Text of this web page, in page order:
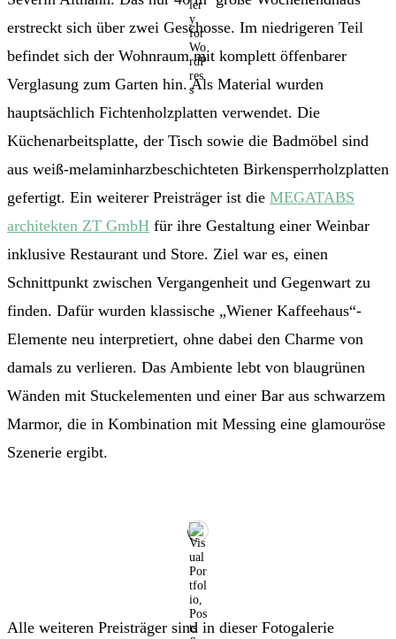
erstreckt sich über zwei Geschosse. Im niedrigeren Teil
befindet sich der Wohnraum mit komplett öffenbarer
Verglasung zum Garten hin. Als Material wurden
hauptsächlich Fichtenholzplatten verwendet. Die
Küchenarbeitsplatte, der Tisch sowie die Badmöbel sind
aus weiß-melaminharzbeschichteten Birkensperrholzplatten
gefertigt. Ein weiterer Preisträger ist die MEGATABS
architekten ZT GmbH für ihre Gestaltung einer Weinbar
inklusive Restaurant und Store. Ziel war es, einen
Schnittpunkt zwischen Vergangenheit und Gegenwart zu
finden. Dafür wurden klassische „Wiener Kaffeehaus“-
Elemente neu interpretiert, ohne dabei den Charme von
damals zu verlieren. Das Ambiente lebt von blaugrünen
Wänden mit Stuckelementen und einer Bar aus schwarzem
Marmor, die in Kombination mit Messing eine glamouröse
Szenerie ergibt.
Alle weiteren Preisträger sind in dieser Fotogalerie